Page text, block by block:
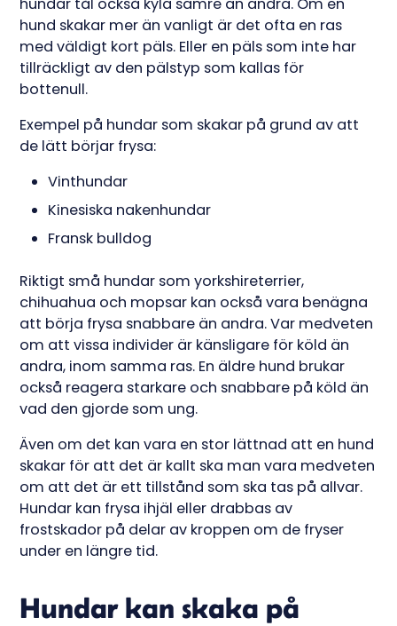
hundar tål också kyla sämre än andra. Om en
hund skakar mer än vanligt är det ofta en ras
med väldigt kort päls. Eller en päls som inte har
tillräckligt av den pälstyp som kallas för
bottenull.
Exempel på hundar som skakar på grund av att
de lätt börjar frysa:
Vinthundar
Kinesiska nakenhundar
Fransk bulldog
Riktigt små hundar som yorkshireterrier,
chihuahua och mopsar kan också vara benägna
att börja frysa snabbare än andra. Var medveten
om att vissa individer är känsligare för köld än
andra, inom samma ras. En äldre hund brukar
också reagera starkare och snabbare på köld än
vad den gjorde som ung.
Även om det kan vara en stor lättnad att en hund
skakar för att det är kallt ska man vara medveten
om att det är ett tillstånd som ska tas på allvar.
Hundar kan frysa ihjäl eller drabbas av
frostskador på delar av kroppen om de fryser
under en längre tid.
Hundar kan skaka på